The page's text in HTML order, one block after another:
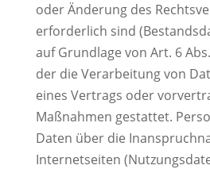
oder Änderung des
erforderlich sind
auf Grundlage von Art. 6
der die Verarbeitung von
eines Vertrags oder
Maßnahmen gestattet.
Daten über die
Internetseiten